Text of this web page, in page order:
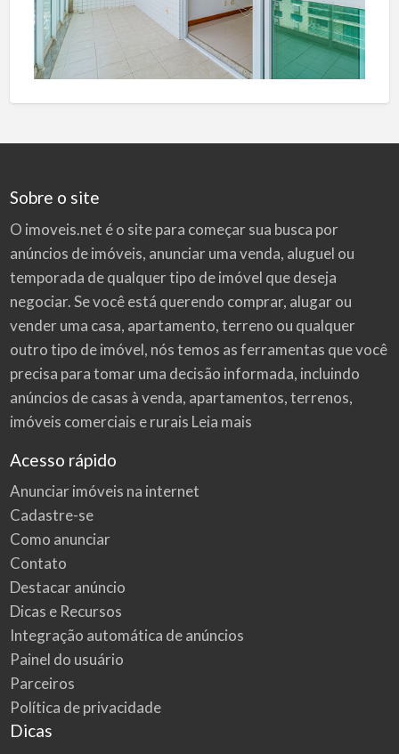
Sobre o site
O imoveis.net é o site para começar sua busca por
anúncios de imóveis, anunciar uma venda, aluguel ou
temporada de qualquer tipo de imóvel que deseja
negociar. Se você está querendo comprar, alugar ou
vender uma casa, apartamento, terreno ou qualquer
outro tipo de imóvel, nós temos as ferramentas que você
precisa para tomar uma decisão informada, incluindo
anúncios de casas à venda, apartamentos, terrenos,
imóveis comerciais e rurais Leia mais
Acesso rápido
Anunciar imóveis na internet
Cadastre-se
Como anunciar
Contato
Destacar anúncio
Dicas e Recursos
Integração automática de anúncios
Painel do usuário
Parceiros
Política de privacidade
Dicas